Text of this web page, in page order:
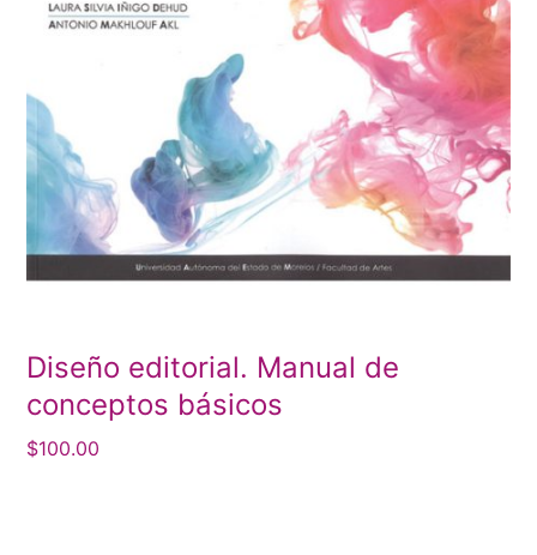
Diseño editorial. Manual de
conceptos básicos
$100.00